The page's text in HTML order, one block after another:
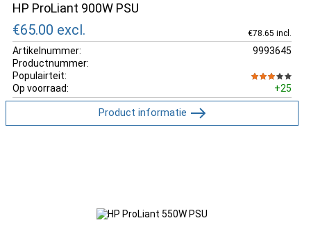
HP ProLiant 900W PSU
€65.00 excl. €78.65 incl.
Artikelnummer:
9993645
Productnummer:
Populairteit:
Op voorraad:
+25
Product informatie